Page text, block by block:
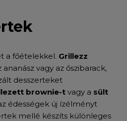
a főételekkel. Grillezz
ananász vagy az őszibarack,
desszerteket
brownie-t vagy a sült
édességek új ízélményt
mellé készíts különleges